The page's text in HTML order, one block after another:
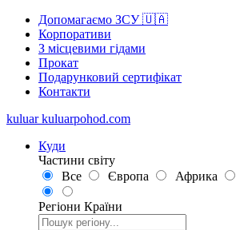
Допомагаємо ЗСУ 🇺🇦
Корпоративи
З місцевими гідами
Прокат
Подарунковий сертифікат
Контакти
kuluar kuluarpohod.com
Куди
Частини світу
Все
Європа Африка
Регіони Країни